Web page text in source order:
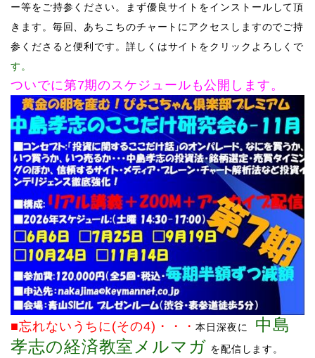
ー等をご持参ください。
まず優良サイトをインストールして頂
きます。毎回、あちこちのチャートにアクセスしますのでご持
参くださると便利です。 詳しくはサイトをクリックよろしくで
す。
ついでに第7期のスケジュールも公開します。
■忘れないうちに(その4) ・・・本日深夜に 中島
孝志の経済教室メルマガ を配信します 。